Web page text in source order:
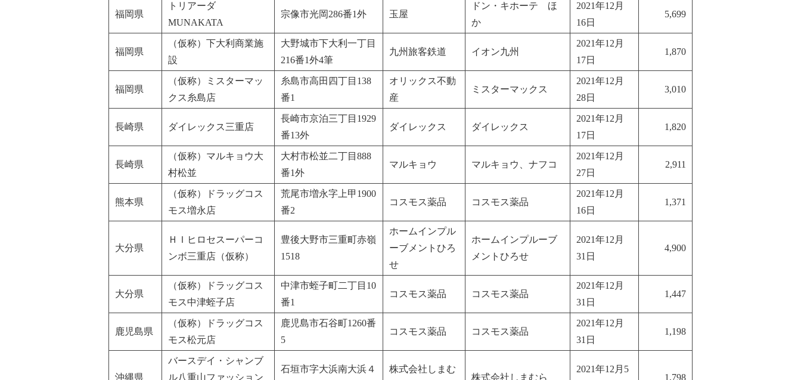
福岡県
トリアーダ
MUNAKATA
宗像市光岡286番1外 玉屋
ドン・キホーテ ほ
か
2021年12月
16日
5,699
福岡県
（仮称）下大利商業施
設
大野城市下大利一丁目
216番1外4筆
九州旅客鉄道 イオン九州
2021年12月
17日
1,870
福岡県
（仮称）ミスターマッ
クス糸島店
糸島市高田四丁目138
番1
オリックス不動
産
ミスターマックス
2021年12月
28日
3,010
長崎県 ダイレックス三重店
長崎市京泊三丁目1929
番13外
ダイレックス ダイレックス
2021年12月
17日
1,820
長崎県
（仮称）マルキョウ大
村松並
大村市松並二丁目888
番1外
マルキョウ マルキョウ、ナフコ
2021年12月
27日
2,911
熊本県
（仮称）ドラッグコス
モス増永店
荒尾市増永字上甲1900
番2
コスモス薬品 コスモス薬品
2021年12月
16日
1,371
大分県
ＨＩヒロセスーパーコ
ンボ三重店（仮称）
豊後大野市三重町赤嶺
1518
ホームインプル
ーブメントひろ
せ
ホームインプルーブ
メントひろせ
2021年12月
31日
4,900
大分県
（仮称）ドラッグコス
モス中津蛭子店
中津市蛭子町二丁目10
番1
コスモス薬品 コスモス薬品
2021年12月
31日
1,447
鹿児島県
（仮称）ドラッグコス
モス松元店
鹿児島市石谷町1260番
5
コスモス薬品 コスモス薬品
2021年12月
31日
1,198
沖縄県
バースデイ・シャンブ
ル八重山ファッション
石垣市字大浜南大浜４
株式会社しまむ
株式会社しまむら
2021年12月5
1,798